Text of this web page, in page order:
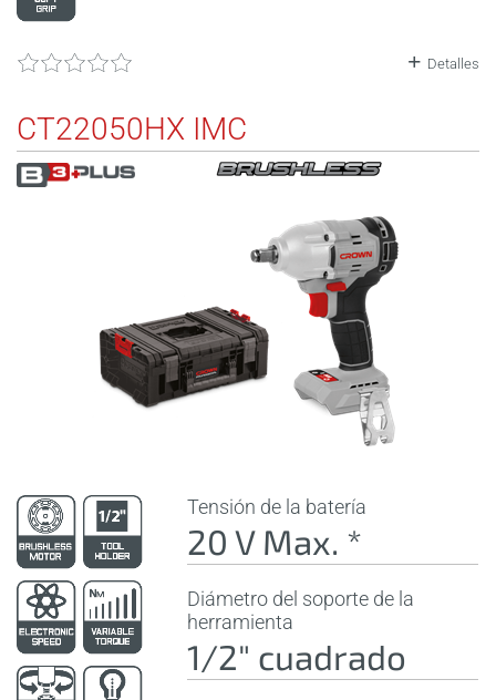
Detalles
CT22050HX IMC
Tensión de la batería
20 V Max. *
Diámetro del soporte de la
herramienta
1/2" cuadrado